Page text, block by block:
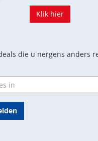
Klik hier
die u nergens anders